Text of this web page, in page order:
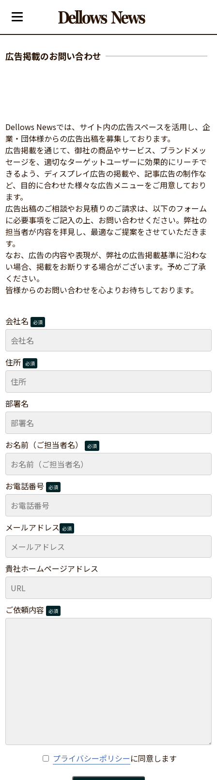
広告掲載のお問い合わせ
Dellows Newsでは、サイト内の広告スペースを活用し、企
業・団体様からの広告出稿を募集しております。
広告掲載を通じて、御社の商品やサービス、ブランドメッ
セージを、適切なターゲットユーザーに効果的にリーチで
きるよう、ディスプレイ広告の掲載や、記事広告の制作な
ど、目的に合わせた様々な広告メニューをご用意しており
ます。
広告出稿のご相談やお見積りのご請求は、以下のフォーム
に必要事項をご記入の上、お問い合わせください。弊社の
担当者が内容を拝見し、最適なご提案をさせていただきま
す。
なお、広告の内容や表現が、弊社の広告掲載基準に沿わな
い場合、掲載をお断りする場合がございます。予めご了承
ください。
皆様からのお問い合わせを心よりお待ちしております。
会社名 必須
住所 必須
部署名
お名前（ご担当者名） 必須
お電話番号 必須
メールアドレス 必須
貴社ホームページアドレス
ご依頼内容 必須
プライバシーポリシーに同意します